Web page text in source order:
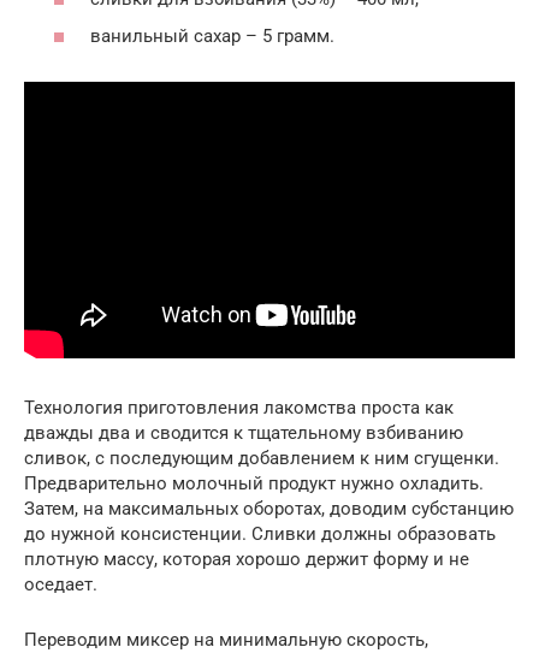
ванильный сахар – 5 грамм.
Технология приготовления лакомства проста как
дважды два и сводится к тщательному взбиванию
сливок, с последующим добавлением к ним сгущенки.
Предварительно молочный продукт нужно охладить.
Затем, на максимальных оборотах, доводим субстанцию
до нужной консистенции. Сливки должны образовать
плотную массу, которая хорошо держит форму и не
оседает.
Переводим миксер на минимальную скорость,